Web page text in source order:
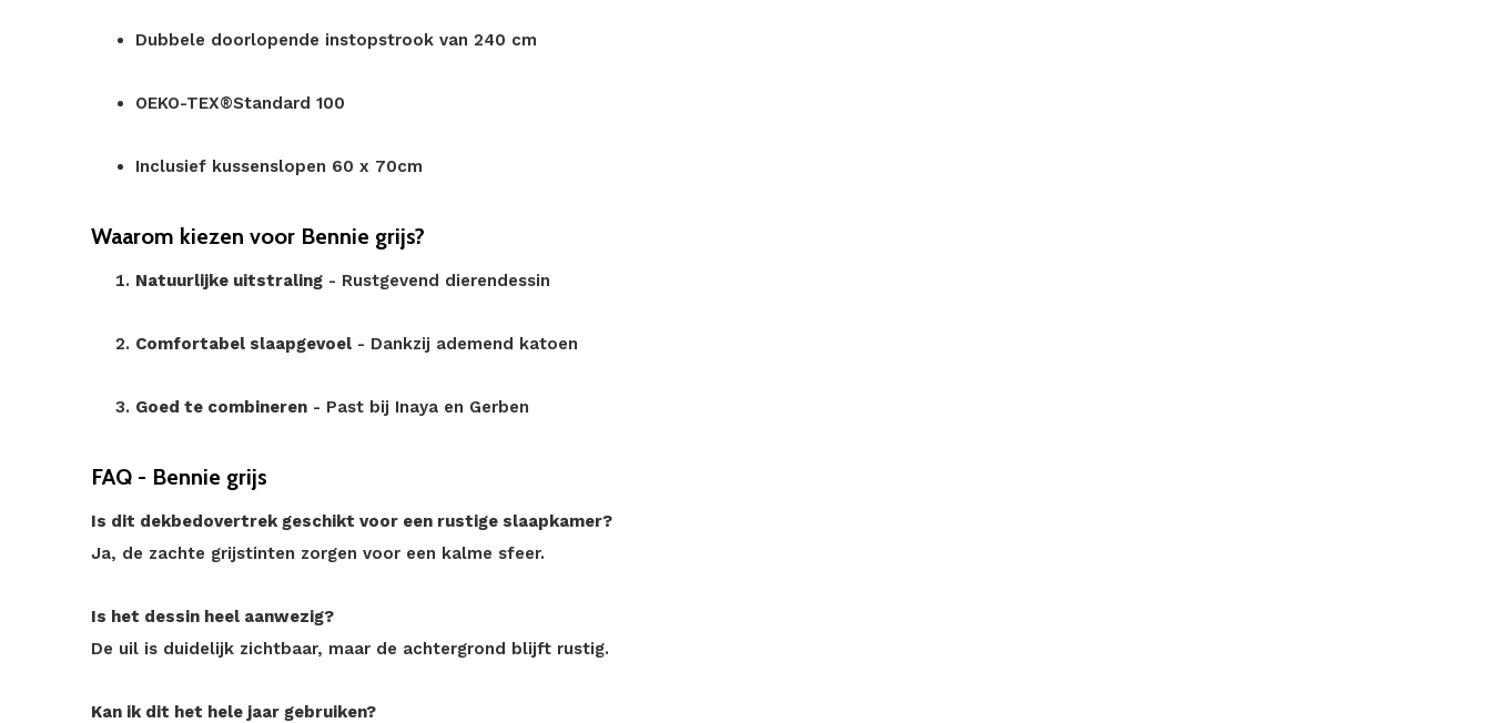
Dubbele doorlopende instopstrook van 240 cm
OEKO-TEX®Standard 100
Inclusief kussenslopen 60 x 70cm
Waarom kiezen voor Bennie grijs?
Natuurlijke uitstraling - Rustgevend dierendessin
Comfortabel slaapgevoel - Dankzij ademend katoen
Goed te combineren - Past bij Inaya en Gerben
FAQ - Bennie grijs
Is dit dekbedovertrek geschikt voor een rustige slaapkamer?
Ja, de zachte grijstinten zorgen voor een kalme sfeer.
Is het dessin heel aanwezig?
De uil is duidelijk zichtbaar, maar de achtergrond blijft rustig.
Kan ik dit het hele jaar gebruiken?